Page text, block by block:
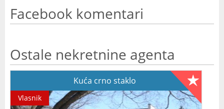
Facebook komentari
Ostale nekretnine agenta
Kuća crno staklo
Vlasnik